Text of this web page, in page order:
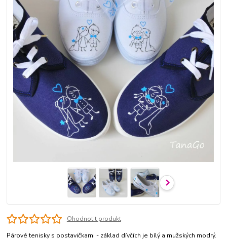
Ohodnotit produkt
Párové tenisky s postavičkami - základ dívčích je bílý a mužských modrý.